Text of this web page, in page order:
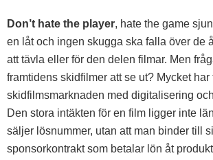
Don’t hate the player, hate the game
en låt och ingen skugga ska falla över de
att tävla eller för den delen filmar. Men
framtidens skidfilmer att se ut? Mycket har
skidfilmsmarknaden med digitalisering
Den stora intäkten för en film ligger inte
säljer lösnummer, utan att man binder till
sponsorkontrakt som betalar lön åt